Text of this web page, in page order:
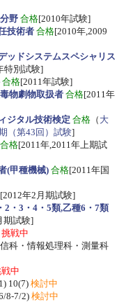
野 合格[2010年試験]
技術者 合格[2010年,2009
ッドシステムスペシャリス
特別試験]
合格[2011年試験]
物劇物取扱者 合格[2011年
ジタル技術検定 合格 （ 大
（第43回）試験]
合格[2011年,2011年上期試
(甲種機械) 合格[2011年国
[2012年2月期試験]
2・3・4・5類,乙種6・7類
期試験]
挑戦中
科・情報処理科・測量科
中
10(7) 検討中
8-7/2) 検討中